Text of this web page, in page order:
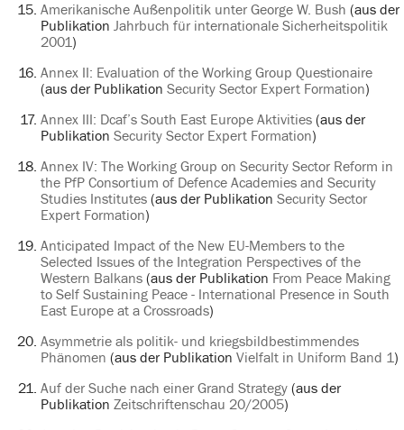
Amerikanische Außenpolitik unter George W. Bush (aus der
Publikation Jahrbuch für internationale Sicherheitspolitik
2001 )
Annex II: Evaluation of the Working Group Questionaire
(aus der Publikation Security Sector Expert Formation)
Annex III: Dcaf’s South East Europe Aktivities(aus der
Publikation Security Sector Expert Formation)
Annex IV: The Working Group on Security Sector Reform in
the PfP Consortium of Defence Academies and Security
Studies Institutes(aus der Publikation Security Sector
Expert Formation)
Anticipated Impact of the New EU-Members to the
Selected Issues of the Integration Perspectives of the
Western Balkans(aus der Publikation From Peace Making
to Self Sustaining Peace - International Presence in South
East Europe at a Crossroads)
Asymmetrie als politik- und kriegsbildbestimmendes
Phänomen (aus der Publikation Vielfalt in Uniform Band 1 )
Auf der Suche nach einer Grand Strategy(aus der
Publikation Zeitschriftenschau 20/2005)